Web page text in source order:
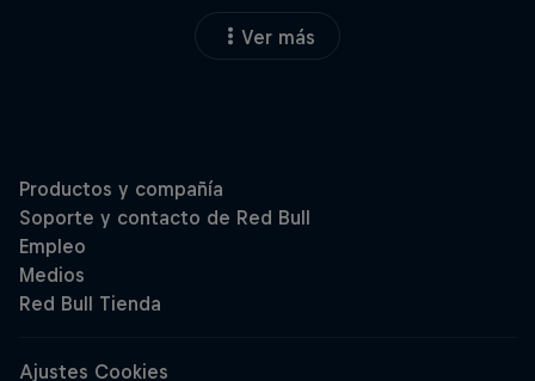
Ver más